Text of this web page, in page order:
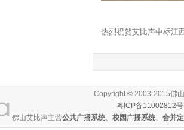
热烈祝贺艾比声中标江
Copyright © 2003-2015佛
粤ICP备11002812
佛山艾比声主营公共广播系统、 校园广播系统、 合并